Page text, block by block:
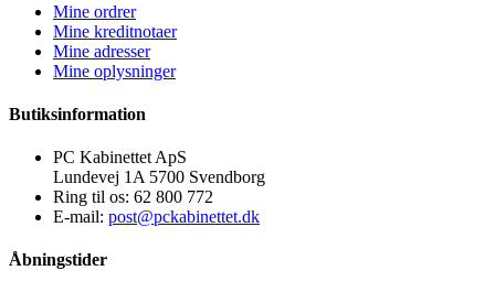
Mine ordrer
Mine kreditnotaer
Mine adresser
Mine oplysninger
Butiksinformation
PC Kabinettet ApS
Lundevej 1A 5700 Svendborg
Ring til os: 62 800 772
E-mail: post@pckabinettet.dk
Åbningstider